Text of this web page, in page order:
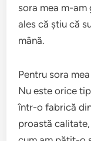
sora mea m-
ales că știu că
mână.
Pentru sora
Nu este orice
într-o fabrică
proastă